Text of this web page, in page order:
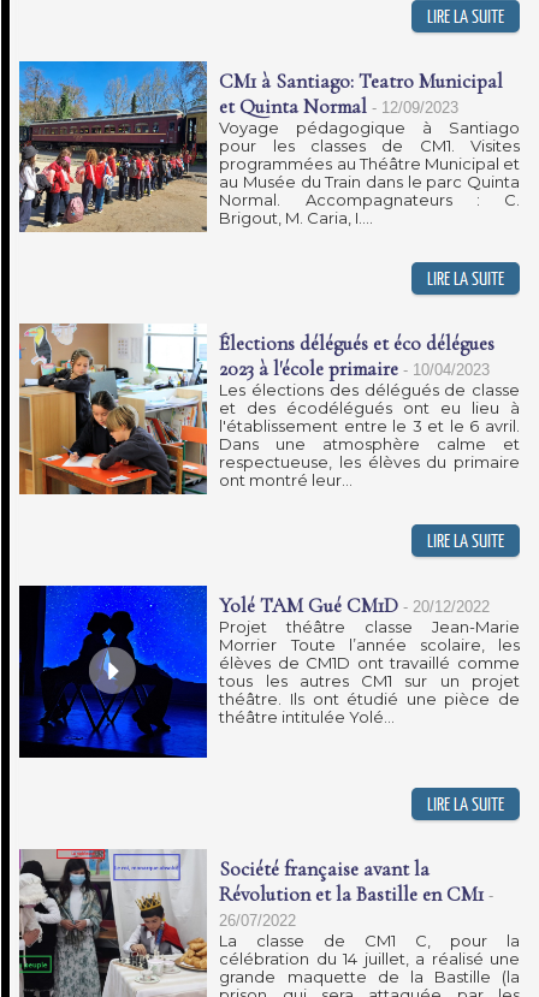
CM1 à Santiago: Teatro Municipal
et Quinta Normal - 12/09/2023
Voyage pédagogique à Santiago
pour les classes de CM1. Visites
programmées au Théâtre Municipal et
au Musée du Train dans le parc Quinta
Normal. Accompagnateurs : C.
Brigout, M. Caria, I....
Élections délégués et éco délégues
2023 à l'école primaire - 10/04/2023
Les élections des délégués de classe
et des écodélégués ont eu lieu à
l'établissement entre le 3 et le 6 avril.
Dans une atmosphère calme et
respectueuse, les élèves du primaire
ont montré leur...
Yolé TAM Gué CM1D - 20/12/2022
Projet théâtre classe Jean-Marie
Morrier Toute l’année scolaire, les
élèves de CM1D ont travaillé comme
tous les autres CM1 sur un projet
théâtre. Ils ont étudié une pièce de
théâtre intitulée Yolé...
Société française avant la
Révolution et la Bastille en CM1 -
26/07/2022
La classe de CM1 C, pour la
célébration du 14 juillet, a réalisé une
grande maquette de la Bastille (la